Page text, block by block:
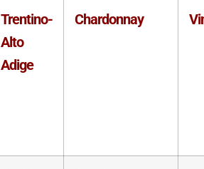
Trentino-
Alto
Adige
Chardonnay